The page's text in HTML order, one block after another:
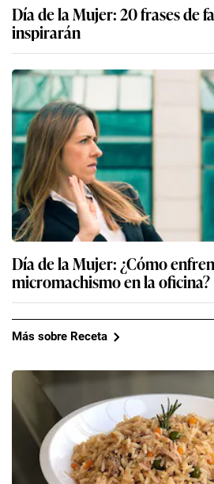
Día de la Mujer: 20 frases de
inspirarán
Día de la Mujer: ¿Cómo
micromachismo en la oficina?
Más sobre Receta